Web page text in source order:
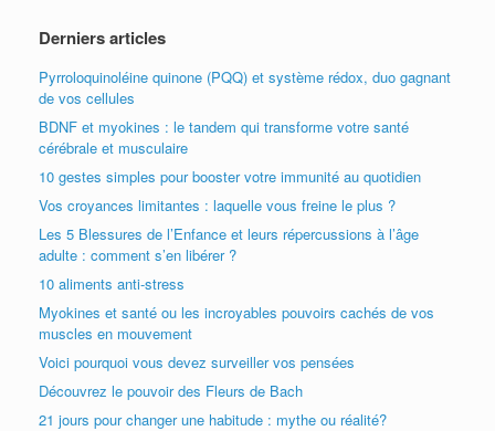
Derniers articles
Pyrroloquinoléine quinone (PQQ) et système rédox, duo gagnant
de vos cellules
BDNF et myokines : le tandem qui transforme votre santé
cérébrale et musculaire
10 gestes simples pour booster votre immunité au quotidien
Vos croyances limitantes : laquelle vous freine le plus ?
Les 5 Blessures de l’Enfance et leurs répercussions à l’âge
adulte : comment s’en libérer ?
10 aliments anti-stress
Myokines et santé ou les incroyables pouvoirs cachés de vos
muscles en mouvement
Voici pourquoi vous devez surveiller vos pensées
Découvrez le pouvoir des Fleurs de Bach
21 jours pour changer une habitude : mythe ou réalité?